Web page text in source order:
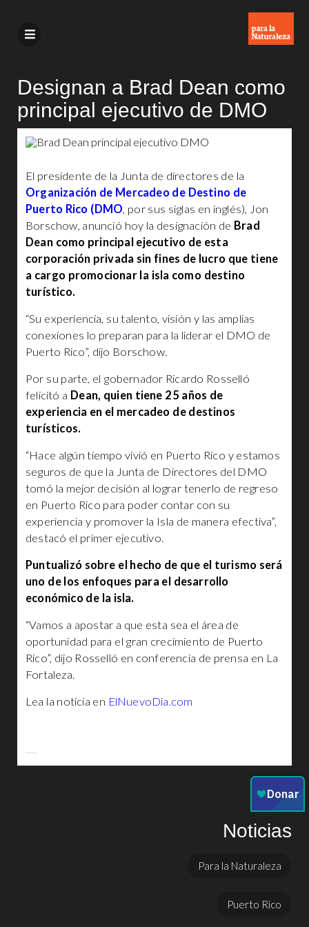
Designan a Brad Dean como
principal ejecutivo de DMO
El presidente de la Junta de directores de la
Organización de Mercadeo de Destino de
Puerto Rico (DMO, por sus siglas en inglés), Jon
Borschow, anunció hoy la designación de Brad
Dean como principal ejecutivo de esta
corporación privada sin fines de lucro que tiene
a cargo promocionar la isla como destino
turístico.
“Su experiencia, su talento, visión y las amplias
conexiones lo preparan para la liderar el DMO de
Puerto Rico”, dijo Borschow.
Por su parte, el gobernador Ricardo Rosselló
felicitó a Dean, quien tiene 25 años de
experiencia en el mercadeo de destinos
turísticos.
“Hace algún tiempo vivió en Puerto Rico y estamos
seguros de que la Junta de Directores del DMO
tomó la mejor decisión al lograr tenerlo de regreso
en Puerto Rico para poder contar con su
experiencia y promover la Isla de manera efectiva”,
destacó el primer ejecutivo.
Puntualizó sobre el hecho de que el turismo será
uno de los enfoques para el desarrollo
económico de la isla.
“Vamos a apostar a que esta sea el área de
oportunidad para el gran crecimiento de Puerto
Rico”, dijo Rosselló en conferencia de prensa en La
Fortaleza.
Lea la noticia en ElNuevoDia.com
Noticias
Para la Naturaleza
Puerto Rico